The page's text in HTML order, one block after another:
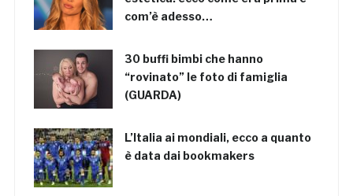
com’è adesso…
30 buffi bimbi che hanno
“rovinato” le foto di famiglia
(GUARDA)
L’Italia ai mondiali, ecco a quanto
è data dai bookmakers